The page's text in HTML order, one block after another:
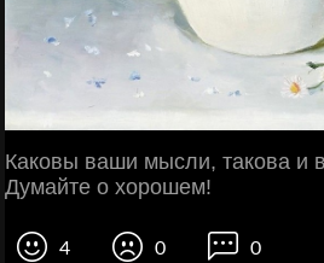
Каковы ваши мысли, такова и
Думайте о хорошем!
4 0 0